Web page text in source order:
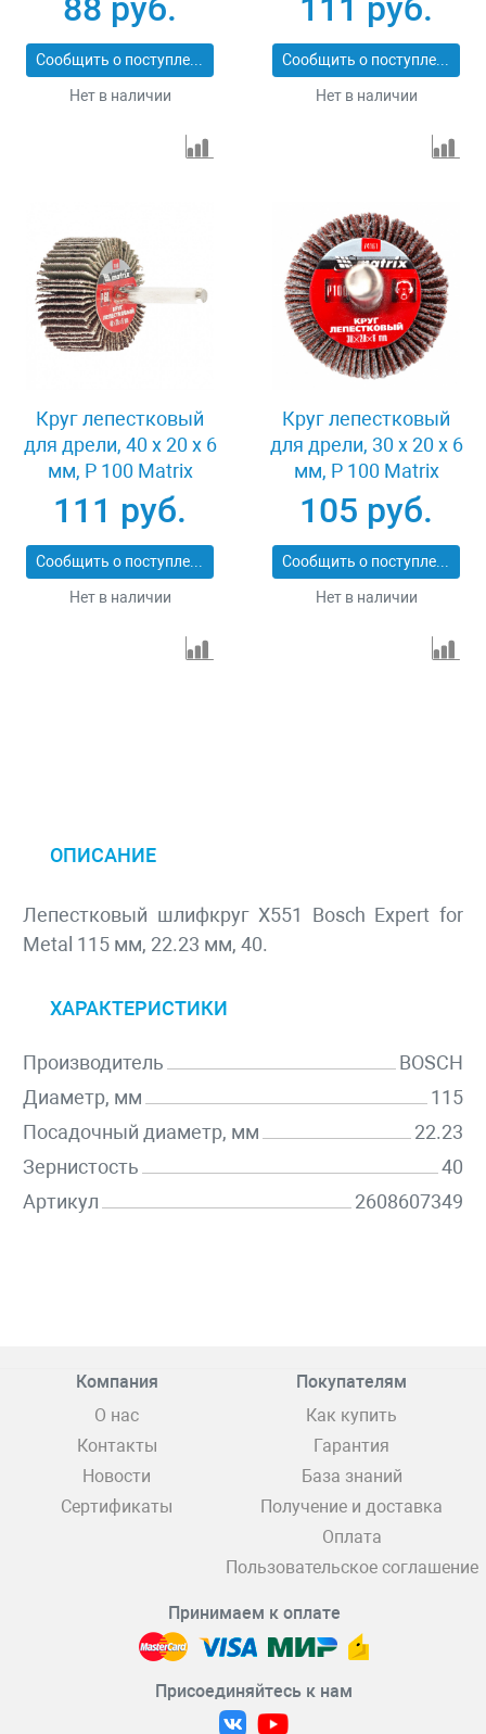
88 руб.
Сообщить о поступлении
Нет в наличии
111 руб.
Сообщить о поступлении
Нет в наличии
Круг лепестковый
для дрели, 40 х 20 х 6
мм, P 100 Matrix
74168
111 руб.
Сообщить о поступлении
Нет в наличии
Круг лепестковый
для дрели, 30 х 20 х 6
мм, P 100 Matrix
74161
105 руб.
Сообщить о поступлении
Нет в наличии
ОПИСАНИЕ
Лепестковый шлифкруг X551 Bosch Expert for
Metal 115 мм, 22.23 мм, 40.
ХАРАКТЕРИСТИКИ
Производитель
BOSCH
Диаметр, мм
115
Посадочный диаметр, мм
22.23
Зернистость
40
Артикул
2608607349
Компания
О нас
Контакты
Новости
Сертификаты
Покупателям
Как купить
Гарантия
База знаний
Получение и доставка
Оплата
Пользовательское соглашение
Принимаем к оплате
Присоединяйтесь к нам